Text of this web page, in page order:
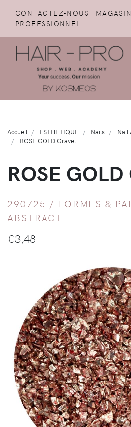
CONTACTEZ-NOUS MAGASIN
PROFESSIONNEL
Accueil ESTHETIQUE Nails Nail
ROSE GOLD Gravel
ROSE
290725 / FORMES &
ABSTRACT
€3,48